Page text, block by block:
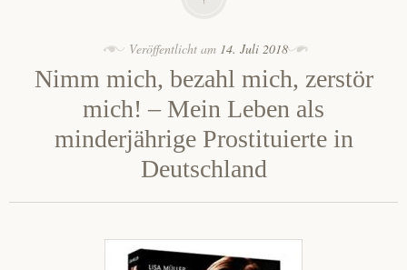
Veröffentlicht am 14. Juli 2018
Nimm mich, bezahl mich, zerstör
mich! – Mein Leben als
minderjährige Prostituierte in
Deutschland